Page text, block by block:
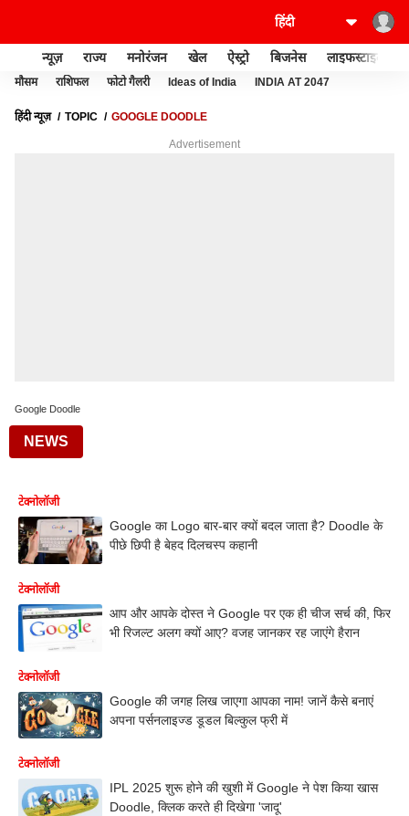
न्यूज़ राज्य मनोरंजन खेल ऐस्ट्रो बिजनेस लाइफस्टाइल
मौसम राशिफल फोटो गैलरी Ideas of India INDIA AT 2047
हिंदी न्यूज़ TOPIC GOOGLE DOODLE
Advertisement
Google Doodle
NEWS
टेक्नोलॉजी
Google का Logo बार-बार क्यों बदल जाता है? Doodle के
पीछे छिपी है बेहद दिलचस्प कहानी
टेक्नोलॉजी
आप और आपके दोस्त ने Google पर एक ही चीज सर्च की, फिर
भी रिजल्ट अलग क्यों आए? वजह जानकर रह जाएंगे हैरान
टेक्नोलॉजी
Google की जगह लिख जाएगा आपका नाम! जानें कैसे बनाएं
अपना पर्सनलाइज्ड डूडल बिल्कुल फ्री में
टेक्नोलॉजी
IPL 2025 शुरू होने की खुशी में Google ने पेश किया खास
Doodle, क्लिक करते ही दिखेगा 'जादू'